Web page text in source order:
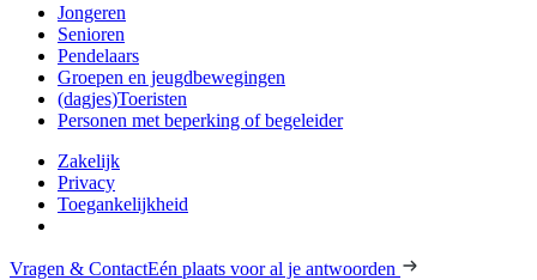
Jongeren
Senioren
Pendelaars
Groepen en jeugdbewegingen
(dagjes)Toeristen
Personen met beperking of begeleider
Zakelijk
Privacy
Toegankelijkheid
Vragen & ContactEén plaats voor al je antwoorden